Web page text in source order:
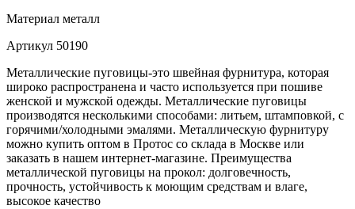
Материал металл
Артикул 50190
Металлические пуговицы-это швейная фурнитура, которая
широко распространена и часто используется при пошиве
женской и мужской одежды. Металлические пуговицы
производятся несколькими способами: литьем, штамповкой, с
горячими/холодными эмалями. Металлическую фурнитуру
можно купить оптом в Протос со склада в Москве или
заказать в нашем интернет-магазине. Преимущества
металлической пуговицы на прокол: долговечность,
прочность, устойчивость к моющим средствам и влаге,
высокое качество